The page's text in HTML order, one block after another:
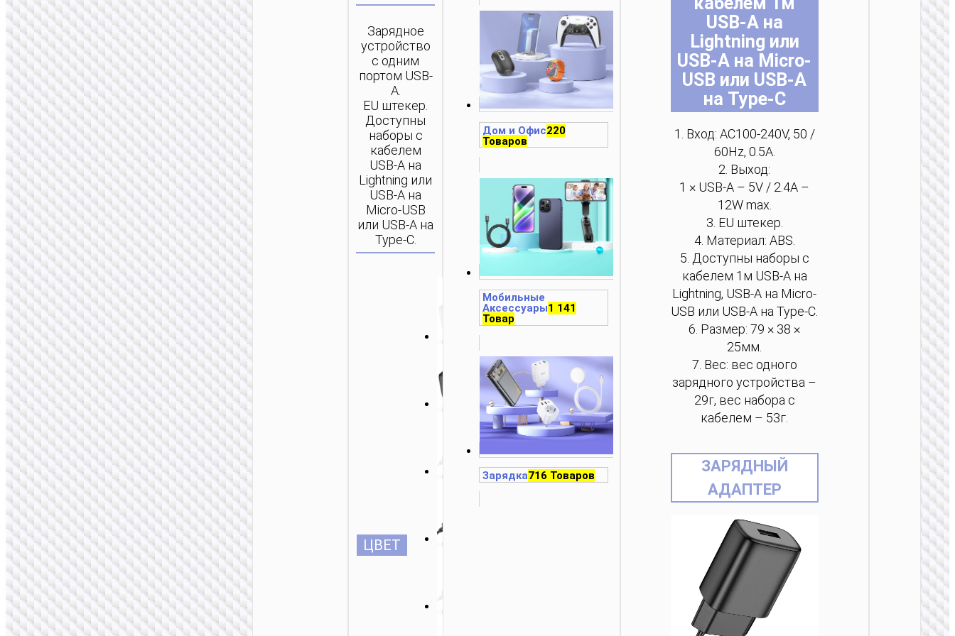
Зарядное
устройство
с одним
портом USB-
A.
EU штекер.
Доступны
наборы с
кабелем
USB-A на
Lightning или
USB-A на
Micro-USB
или USB-A на
Type-C.
ЦВЕТ
Дом и Офис220
Товаров
Мобильные
Аксессуары1 141
Товар
Зарядка716 Товаров
USB-A на
Lightning или
USB-A на Micro-
USB или USB-A
на Type-C
1. Вход: AC100-240V, 50 /
60Hz, 0.5A.
2. Выход:
1 × USB-A – 5V / 2.4A –
12W max.
3. EU штекер.
4. Материал: ABS.
5. Доступны наборы с
кабелем 1м USB-A на
Lightning, USB-A на Micro-
USB или USB-A на Type-C.
6. Размер: 79 × 38 ×
25мм.
7. Вес: вес одного
зарядного устройства –
29г, вес набора с
кабелем – 53г.
ЗАРЯДНЫЙ
АДАПТЕР
ЗУ
Mini”
PD30W
/ US /
AU
на
ЗУ
Mini”
PD25W
/ US /
AU
на
на
на
на
на